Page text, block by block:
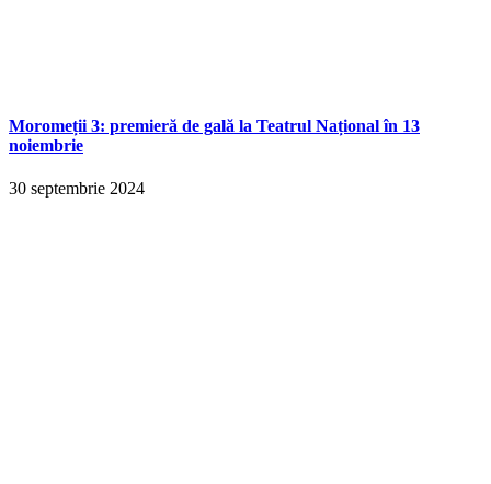
Moromeții 3: premieră de gală la Teatrul Național în 13
noiembrie
30 septembrie 2024